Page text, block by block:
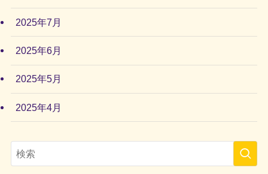
2025年7月
2025年6月
2025年5月
2025年4月